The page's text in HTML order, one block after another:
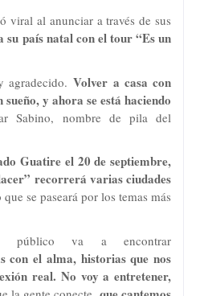
viral al anunciar a través de sus
su país natal con el tour “Es un
agradecido.Volver a casa con
y ahora se está haciendo
Sabino, nombre de pila del
Guatire el 20 de septiembre,
recorrerá varias ciudades
se paseará por los temas más
público va a encontrar
con el alma, historias que nos
real. No voy a entretener,